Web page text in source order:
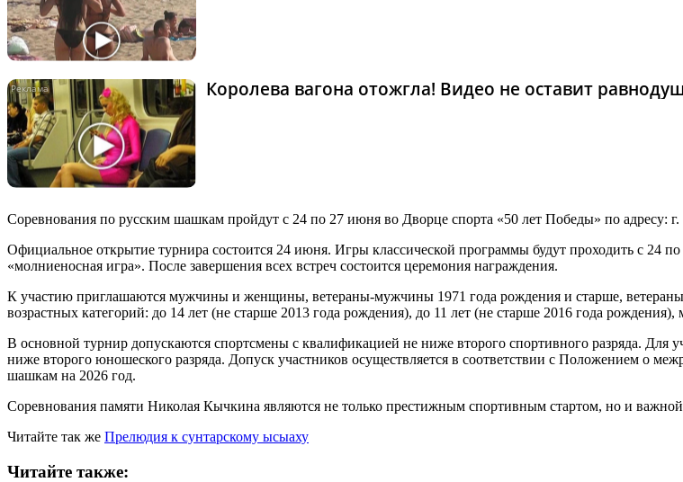
Королева вагона отожгла! Видео не оставит
Соревнования по русским шашкам пройдут с 24 по 27 июня во Дворце спорта «50 лет Победы» по адресу:
Официальное открытие турнира состоится 24 июня. Игры классической программы будут проходить с 24
«молниеносная игра». После завершения всех встреч состоится церемония награждения.
К участию приглашаются мужчины и женщины, ветераны-мужчины 1971 года рождения и старше,
возрастных категорий: до 14 лет (не старше 2013 года рождения), до 11 лет (не старше 2016 года
В основной турнир допускаются спортсмены с квалификацией не ниже второго спортивного разряда.
ниже второго юношеского разряда. Допуск участников осуществляется в соответствии с Положением о
шашкам на 2026 год.
Соревнования памяти Николая Кычкина являются не только престижным спортивным стартом, но и
Читайте так же Прелюдия к сунтарскому ысыаху
Читайте также: